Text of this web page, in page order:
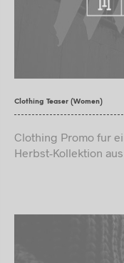
Clothing Teaser (Women)
Clothing Promo fur
Herbst-Kollektion